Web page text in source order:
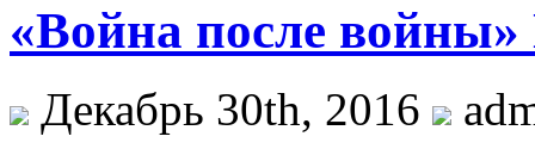
«Война после войны»
Декабрь 30th, 2016